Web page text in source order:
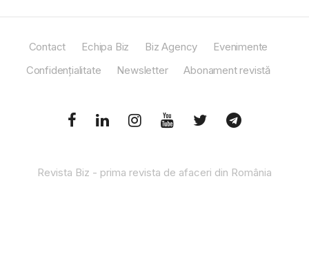
Contact Echipa Biz Biz Agency
Evenimente
Confidențialitate
Newsletter Abonament revistă
Revista Biz - prima revista de afaceri din România